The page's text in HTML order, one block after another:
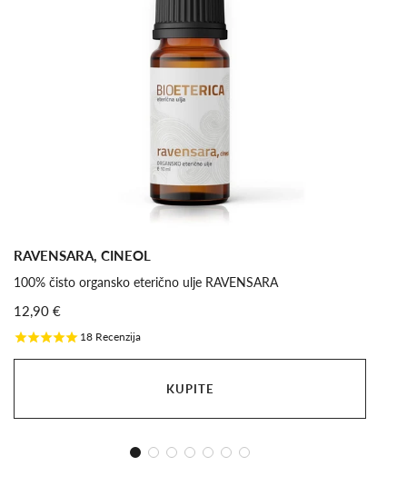
RAVENSARA, CINEOL
100% čisto organsko eterično ulje RAVENSARA
12,90 €
18 Recenzija
KUPITE